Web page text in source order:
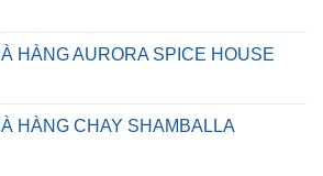
HÀNG AURORA SPICE HOUSE
HÀNG CHAY SHAMBALLA